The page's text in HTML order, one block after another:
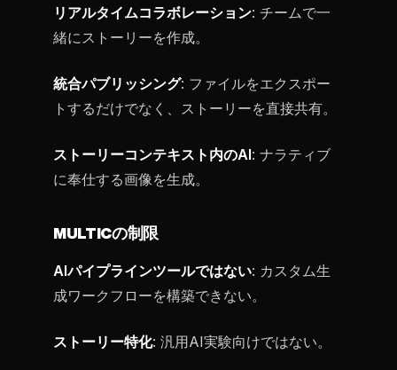
リアルタイムコラボレーション: チームで一
緒にストーリーを作成。
統合パブリッシング: ファイルをエクスポー
トするだけでなく、ストーリーを直接共有。
ストーリーコンテキスト内のAI: ナラティブ
に奉仕する画像を生成。
MULTICの制限
AIパイプラインツールではない: カスタム生
成ワークフローを構築できない。
ストーリー特化: 汎用AI実験向けではない。